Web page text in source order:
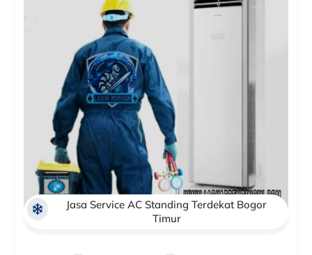
Jasa Service AC Standing Terdekat Bogor
Timur